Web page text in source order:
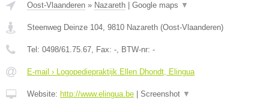
Oost-Vlaanderen » Nazareth Google maps ▼
Steenweg Deinze 104, 9810 Nazareth (Oost-Vlaanderen)
Tel: 0498/61.75.67, Fax: -, BTW-nr: -
E-mail › Logopediepraktijk Ellen Dhondt, Elingua
Website: http://www.elingua.be Screenshot ▼